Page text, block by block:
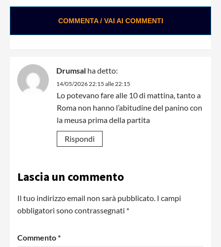
COMMENTA / VAI AI COMMENTI
Drumsal ha detto:
14/05/2026 22:15 alle 22:15
Lo potevano fare alle 10 di mattina, tanto a
Roma non hanno l’abitudine del panino con
la meusa prima della partita
Rispondi
Lascia un commento
Il tuo indirizzo email non sarà pubblicato. I campi
obbligatori sono contrassegnati *
Commento*